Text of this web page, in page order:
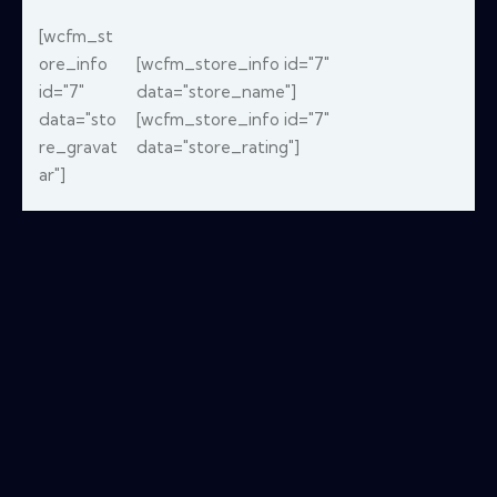
[wcfm_st
ore_info
id="7"
data="sto
re_gravat
ar"]
[wcfm_store_info id="7"
data="store_name"]
[wcfm_store_info id="7"
data="store_rating"]